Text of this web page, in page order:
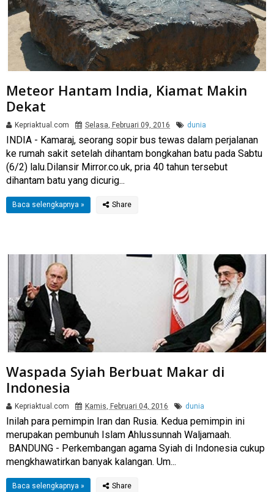
Meteor Hantam India, Kiamat Makin
Dekat
Kepriaktual.com Selasa, Februari 09, 2016 dunia
INDIA - Kamaraj, seorang sopir bus tewas dalam perjalanan
ke rumah sakit setelah dihantam bongkahan batu pada Sabtu
(6/2) lalu.Dilansir Mirror.co.uk, pria 40 tahun tersebut
dihantam batu yang dicurig...
Baca selengkapnya »
Waspada Syiah Berbuat Makar di
Indonesia
Kepriaktual.com Kamis, Februari 04, 2016 dunia
Inilah para pemimpin Iran dan Rusia. Kedua pemimpin ini
merupakan pembunuh Islam Ahlussunnah Waljamaah.
BANDUNG - Perkembangan agama Syiah di Indonesia cukup
mengkhawatirkan banyak kalangan. Um...
Baca selengkapnya »